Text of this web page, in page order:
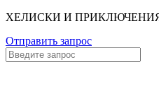
ХЕЛИСКИ И
Отправить запрос